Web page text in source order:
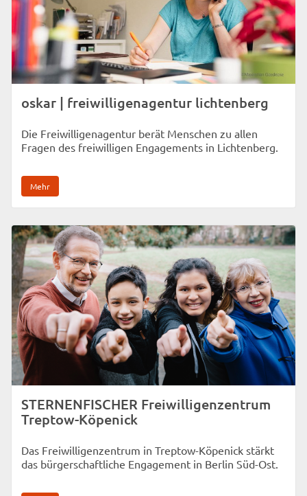
oskar | freiwilligenagentur lichtenberg
Die Freiwilligenagentur berät Menschen zu allen
Fragen des freiwilligen Engagements in Lichtenberg.
Mehr
STERNENFISCHER Freiwilligenzentrum
Treptow-Köpenick
Das Freiwilligenzentrum in Treptow-Köpenick stärkt
das bürgerschaftliche Engagement in Berlin Süd-Ost.